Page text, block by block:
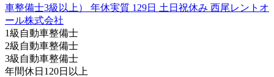
1級自動車整備士
2級自動車整備士
3級自動車整備士
年間休日120日以上